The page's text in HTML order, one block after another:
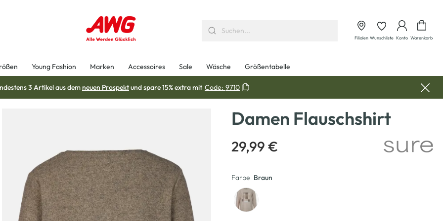
Filialen Wunschliste Konto Warenkorb
Young Fashion Marken Accessoires Sale Wäsche Größentabelle
3 Artikel aus demneuen Prospektund spare 15% extra mit Code: 9710
Damen Flauschshirt
29,99 €
Farbe Braun